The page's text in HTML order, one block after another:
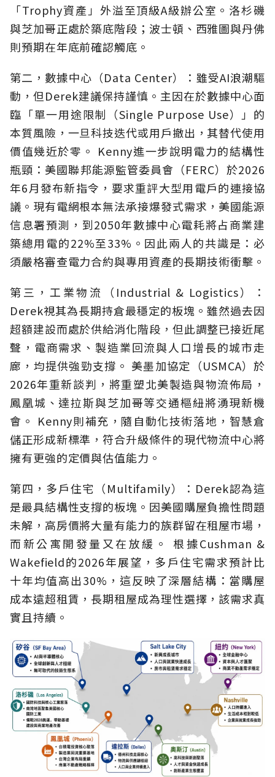
「Trophy資產」外溢至頂級A級辦公室。洛杉磯
與芝加哥正處於築底階段；波士頓、西雅圖與丹佛
則預期在年底前確認觸底。
第二，數據中心（Data Center）：雖受AI浪潮驅
動，但Derek建議保持謹慎。主因在於數據中心面
臨「單一用途限制（Single Purpose Use）」的
本質風險，一旦科技迭代或用戶撤出，其替代使用
價值幾近於零。 Kenny進一步說明電力的結構性
瓶頸：美國聯邦能源監管委員會（FERC）於2026
年6月發布新指令，要求重評大型用電戶的連接協
議。現有電網根本無法承接爆發式需求，美國能源
信息署預測，到2050年數據中心電耗將占商業建
築總用電的22%至33%。因此兩人的共識是：必
須嚴格審查電力合約與專用資產的長期技術衝擊。
第三，工業物流（Industrial & Logistics）：
Derek視其為長期持倉最穩定的板塊。雖然過去因
超額建設而處於供給消化階段，但此調整已接近尾
聲，電商需求、製造業回流與人口增長的城市走
廊，均提供強勁支撐。 美墨加協定（USMCA）於
2026年重新談判，將重塑北美製造與物流佈局，
鳳凰城、達拉斯與芝加哥等交通樞紐將湧現新機
會。 Kenny則補充，隨自動化技術落地，智慧倉
儲正形成新標準，符合升級條件的現代物流中心將
擁有更強的定價與估值能力。
第四，多戶住宅（Multifamily）：Derek認為這
是最具結構性支撐的板塊。因美國購屋負擔性問題
未解，高房價將大量有能力的族群留在租屋市場，
而新公寓開發量又在放緩。 根據Cushman &
Wakefield的2026年展望，多戶住宅需求預計比
十年均值高出30%，這反映了深層結構：當購屋
成本遠超租賃，長期租屋成為理性選擇，該需求真
實且持續。